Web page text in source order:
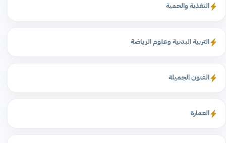
التغذية والحمية
التربية البدنية وعلوم الرياضة
الفنون الجميلة
العمارة